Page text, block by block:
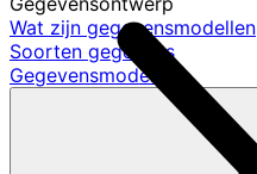
Wat zijn gegevensmodellen
Soorten gegevens
Gegevensmodellen